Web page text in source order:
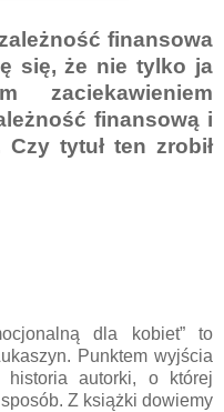
finansowa
się, że nie tylko ja
finansową i
tytuł ten zrobił
dla kobiet” to
Punktem wyjścia
autorki, o której
Z książki dowiemy